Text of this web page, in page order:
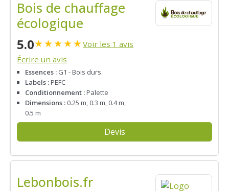
Bois de chauffage
écologique
5.0★★★★★Voir les 1 avis
Écrire un avis
Essences : G1 - Bois durs
Labels :PEFC
Conditionnement :Palette
Dimensions : 0.25 m, 0.3 m, 0.4 m,
0.5 m
Devis
Lebonbois.fr